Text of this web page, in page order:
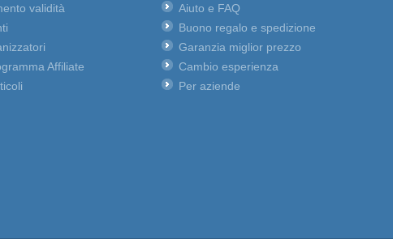
validità
Affiliate
Aiuto e FAQ
Buono regalo e spedizione
Garanzia miglior prezzo
Cambio esperienza
Per aziende